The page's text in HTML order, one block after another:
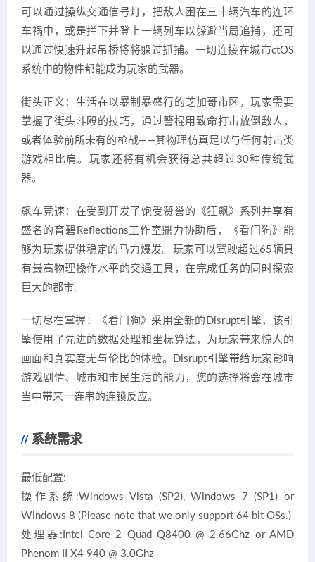
可以通过操纵交通信号灯，把敌人困在三十辆汽车的连环
车祸中，或是拦下并登上一辆列车以躲避当局追捕，还可
以通过快速升起吊桥将将躲过抓捕。一切连接在城市ctOS
系统中的物件都能成为玩家的武器。
街头正义：生活在以暴制暴盛行的芝加哥市区，玩家需要
掌握了街头斗殴的技巧，通过警棍用致命打击放倒敌人，
或者体验前所未有的枪战——其物理仿真足以与任何射击类
游戏相比肩。玩家还将有机会获得总共超过30种传统武
器。
飙车竞速：在受到开发了饱受赞誉的《狂飙》系列并享有
盛名的育碧Reflections工作室鼎力协助后，《看门狗》能
够为玩家提供稳定的马力爆发。玩家可以驾驶超过65辆具
有最高物理操作水平的交通工具，在完成任务的同时探索
巨大的都市。
一切尽在掌握：《看门狗》采用全新的Disrupt引擎，该引
擎使用了先进的数据处理和坐标算法，为玩家带来惊人的
画面和真实度无与伦比的体验。Disrupt引擎带给玩家影响
游戏剧情、城市和市民生活的能力，您的选择将会在城市
当中带来一连串的连锁反应。
系统需求
最低配置:
操作系统:Windows Vista (SP2), Windows 7 (SP1) or
Windows 8 (Please note that we only support 64 bit OSs.)
处理器:Intel Core 2 Quad Q8400 @ 2.66Ghz or AMD
Phenom II X4 940 @ 3.0Ghz